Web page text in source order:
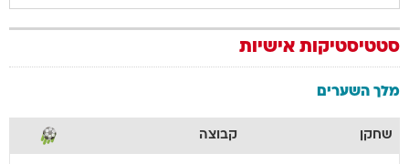
סטטיסטיקות אישיות
מלך השערים
שחקן קבוצה